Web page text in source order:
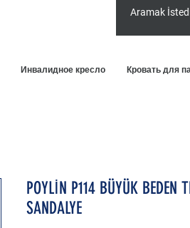
Инвалидное кресло Кровать для
POYLİN P114 BÜYÜK BEDEN
SANDALYE